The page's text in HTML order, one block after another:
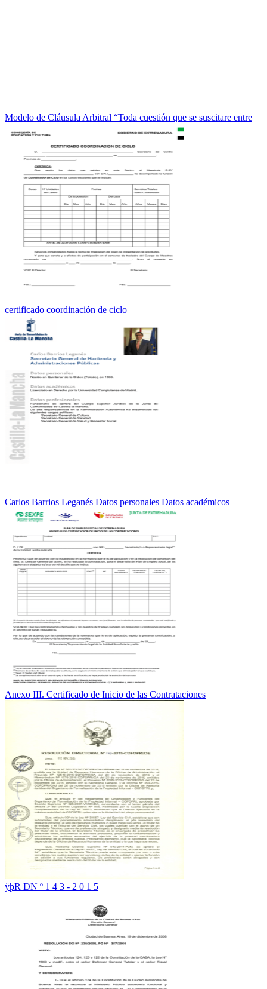
Modelo de Cláusula Arbitral “Toda cuestión que se suscitare entre
certificado coordinación de ciclo
Carlos Barrios Leganés Datos personales Datos académicos
Anexo III. Certificado de Inicio de las Contrataciones
ÿþR DN º 1 4 3 - 2 0 1 5